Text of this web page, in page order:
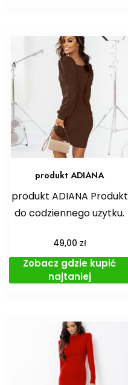
produkt ADIANA
produkt ADIANA Produkt
do codziennego użytku.
49,00 zł
Zobacz gdzie kupić
najtaniej